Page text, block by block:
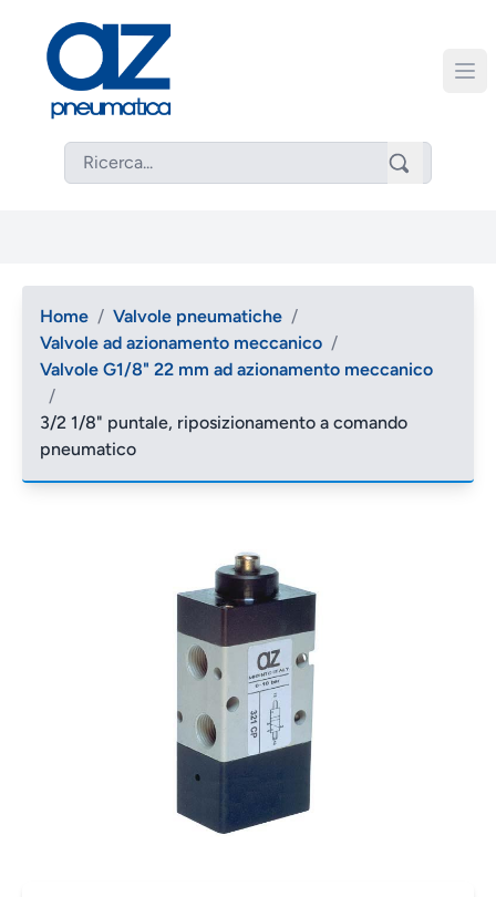
Home / Valvole pneumatiche /
Valvole ad azionamento meccanico /
Valvole G1/8" 22 mm ad azionamento meccanico
/
3/2 1/8" puntale, riposizionamento a comando
pneumatico